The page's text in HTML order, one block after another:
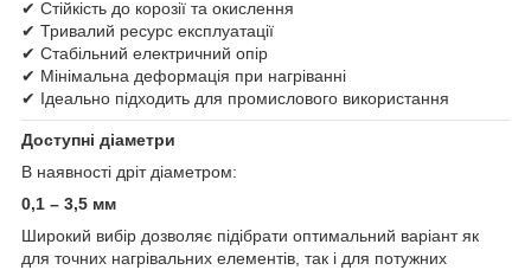
✔ Стійкість до корозії та окислення
✔ Тривалий ресурс експлуатації
✔ Стабільний електричний опір
✔ Мінімальна деформація при нагріванні
✔ Ідеально підходить для промислового використання
Доступні діаметри
В наявності дріт діаметром:
0,1 – 3,5 мм
Широкий вибір дозволяє підібрати оптимальний варіант як
для точних нагрівальних елементів, так і для потужних